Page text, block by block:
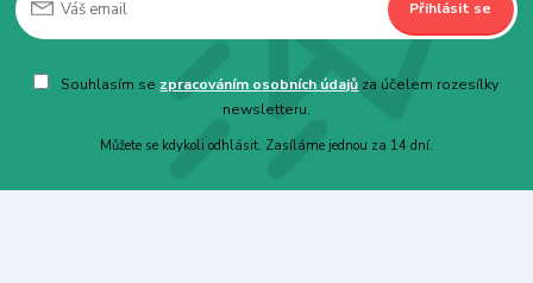
Přihlásit se
Souhlasím se zpracováním osobních údajů za účelem rozesílky
newsletteru.
Můžete se kdykoli odhlásit. Zasíláme jednou za 14 dní.